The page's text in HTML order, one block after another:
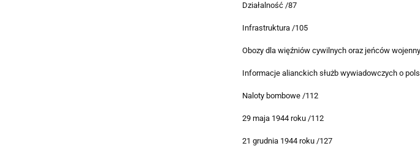
Działalność /87
Infrastruktura /105
Obozy dla więźniów cywilnych oraz jeńców
Informacje alianckich służb wywiadowczych o
Naloty bombowe /112
29 maja 1944 roku /112
21 grudnia 1944 roku /127